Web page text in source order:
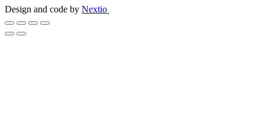
Design and code by Nextio